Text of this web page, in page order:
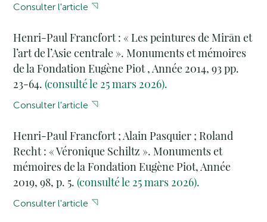
Consulter l'article
Henri-Paul Francfort : « Les peintures de Mirān et
l’art de l’Asie centrale ». Monuments et mémoires
de la Fondation Eugène Piot , Année 2014, 93 pp.
23-64.(consulté le 25 mars 2026).
Consulter l'article
Henri-Paul Francfort ; Alain Pasquier ; Roland
Recht : « Véronique Schiltz ». Monuments et
mémoires de la Fondation Eugène Piot, Année
2019, 98, p. 5.(consulté le 25 mars 2026).
Consulter l'article